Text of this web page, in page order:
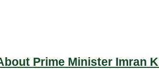
Prime Minister Imran